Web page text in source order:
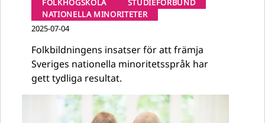
FOLKHÖGSKOLA
STUDIEFÖRBUND
NATIONELLA MINORITETER
2025-07-04
Folkbildningens insatser för att främja
Sveriges nationella minoritetsspråk har
gett tydliga resultat.